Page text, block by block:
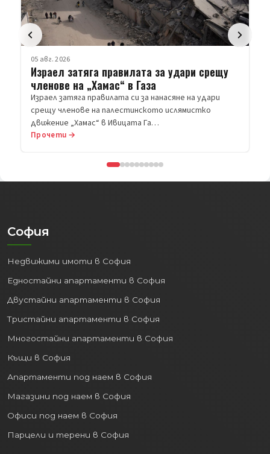
свързаност:
Разположена на брега на Черно море,
положение. Градът разполага с:
Международно летище Варна:
Предлагащо редовни и чартърни
полети до десетки дестинации в
Европа и извън нея, улеснявайки
Добре развита пътна мрежа:
до други големи градове и курорти
в страната.
2. Процъфтяваща
икономика и пазар на труда:
Варна е важен икономически двигател
за Североизточна България. Силно
Туризъм: Дългите плажни ивици,
Св. Св. Константин и Елена) и
богатият културен живот
Прочети →
София
Недвижими имоти в София
Едностайни апартаменти в София
Двустайни апартаменти в София
Тристайни апартаменти в София
Многостайни апартаменти в София
Къщи в София
Апартаменти под наем в София
Магазини под наем в София
Офиси под наем в София
Парцели и терени в София